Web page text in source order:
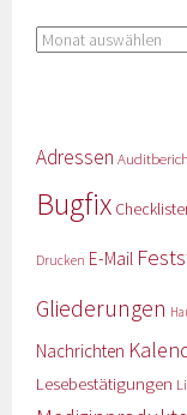
Adressen
Bugfix
Drucken E-Mail
Gliederungen
Nachrichten
Lesebestätigungen